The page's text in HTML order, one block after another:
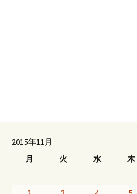
2015年11月
月
火 水 木